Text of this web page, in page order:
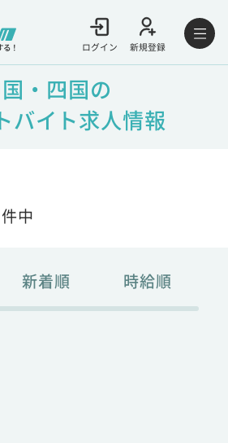
！ ログイン 新規登録
・四国の
バイト求人情報
件中
新着順 時給順